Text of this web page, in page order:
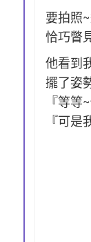
要拍照
恰巧瞥
他看到
擺了姿
『等等
『可